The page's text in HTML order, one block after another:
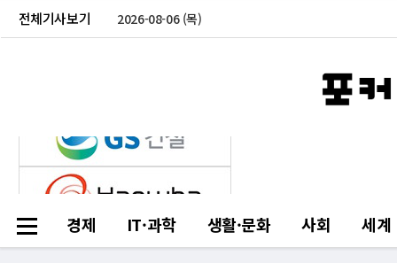
전체기사보기 2026-08-06 (목)
경제 IT·과학 생활·문화 사회 세계